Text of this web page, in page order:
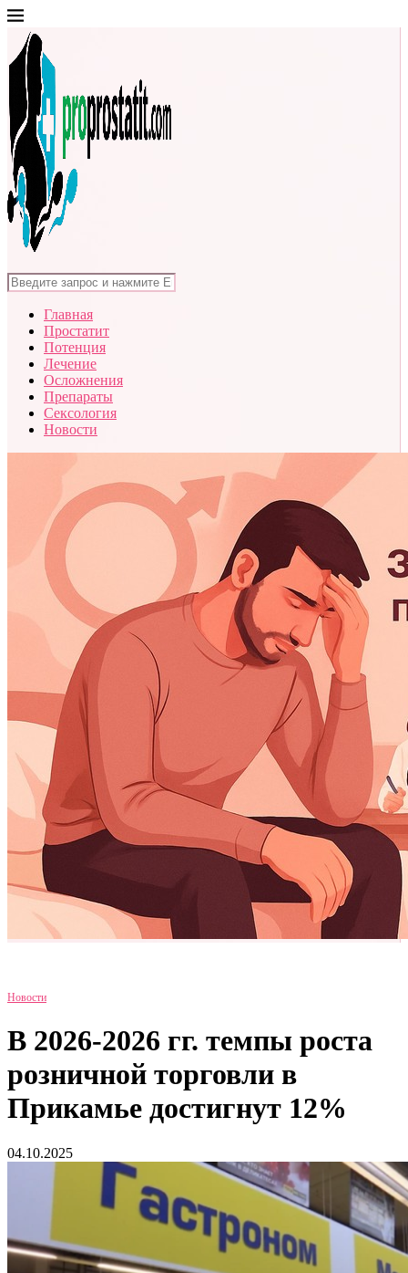
Главная
Простатит
Потенция
Лечение
Осложнения
Препараты
Сексология
Новости
Новости
В 2026-2026 гг. темпы роста
розничной торговли в
Прикамье достигнут 12%
04.10.2025